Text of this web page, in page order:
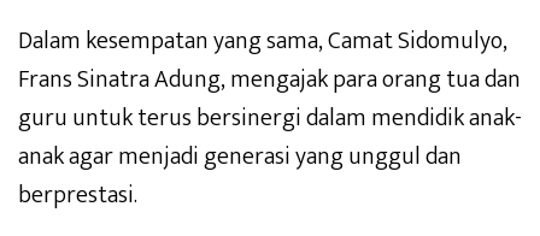
Dalam kesempatan yang sama, Camat Sidomulyo,
Frans Sinatra Adung, mengajak para orang tua dan
guru untuk terus bersinergi dalam mendidik anak-
anak agar menjadi generasi yang unggul dan
berprestasi.